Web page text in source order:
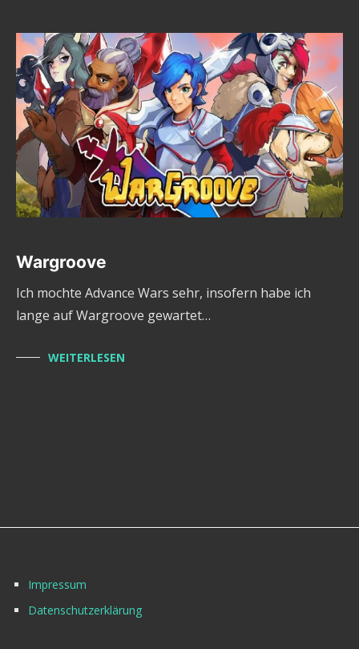
Wargroove
Ich mochte Advance Wars sehr, insofern habe ich
lange auf Wargroove gewartet…
WEITERLESEN
Impressum
Datenschutzerklärung